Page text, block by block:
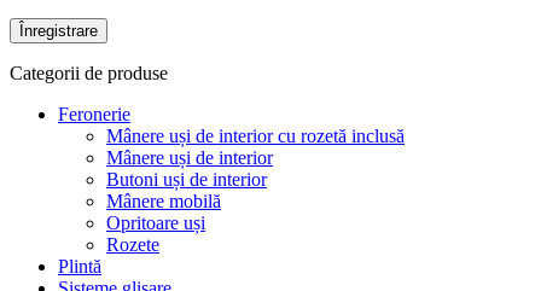
Înregistrare
Categorii de produse
Feronerie
Mânere uși de interior cu rozetă inclusă
Mânere uși de interior
Butoni uși de interior
Mânere mobilă
Opritoare uși
Rozete
Plintă